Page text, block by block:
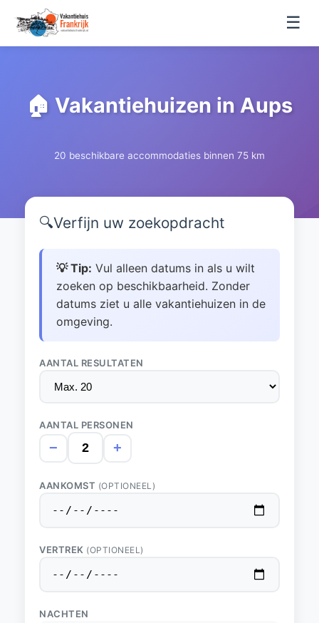
☰
🏠 Vakantiehuizen in Aups
20 beschikbare accommodaties binnen 75 km
🔍Verfijn uw zoekopdracht
💡 Tip: Vul alleen datums in als u wilt
zoeken op beschikbaarheid. Zonder
datums ziet u alle vakantiehuizen in de
omgeving.
AANTAL RESULTATEN
AANTAL PERSONEN
− +
AANKOMST (OPTIONEEL)
VERTREK (OPTIONEEL)
NACHTEN